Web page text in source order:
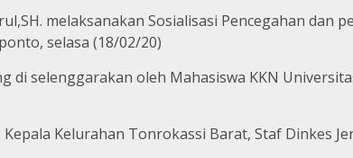
melaksanakan Sosialisasi Pencegahan dan
selasa (18/02/20)
di selenggarakan oleh Mahasiswa KKN
Kelurahan Tonrokassi Barat, Staf Dinkes